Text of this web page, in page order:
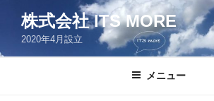
ン
株式会社 ITS MORE
2020年4月設立
メニュー